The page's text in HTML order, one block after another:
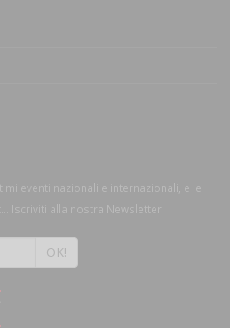
eventi nazionali e internazionali, e le
Iscriviti alla nostra Newsletter!
OK!